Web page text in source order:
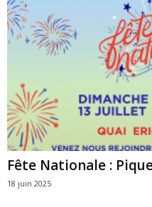
Fête Nationale :
18 juin 2025